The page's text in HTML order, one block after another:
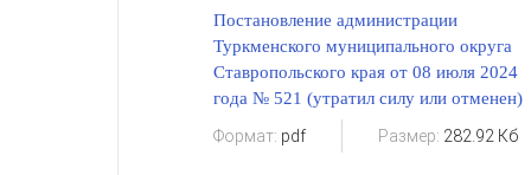
Постановление администрации
Туркменского муниципального округа
Ставропольского края от 08 июля 2024
года № 521 (утратил силу или отменен)
Формат: pdf Размер: 282.92 Кб